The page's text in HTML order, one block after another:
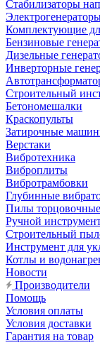
Стабилизаторы
Комплектующие
Бензиновые
Дизельные
Инверторные
Строительный
Бетономешалки
Краскопульты
Затирочные
Верстаки
Вибротехника
Виброплиты
Вибротрамбовки
Глубинные
Пилы торцовочные
Ручной
Строительный
Инструмент для
Котлы и
Новости
Производители
Помощь
Условия оплаты
Условия доставки
Гарантия на товар